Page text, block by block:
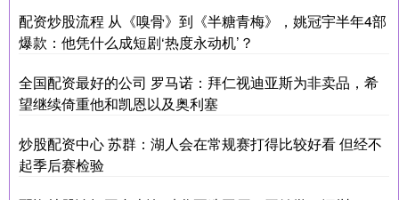
配资炒股流程 从《嗅骨》到《半糖青梅》，姚冠宇半年4部
爆款：他凭什么成短剧‘热度永动机’？
全国配资最好的公司 罗马诺：拜仁视迪亚斯为非卖品，希
望继续倚重他和凯恩以及奥利塞
炒股配资中心 苏群：湖人会在常规赛打得比较好看 但经不
起季后赛检验